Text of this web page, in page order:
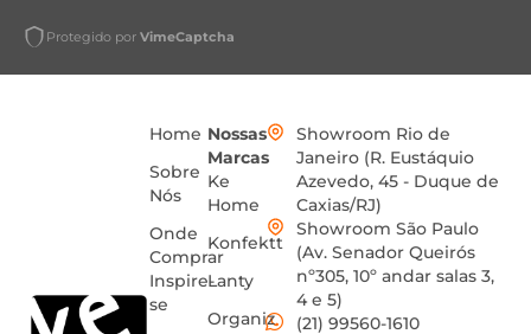
Protegido por VimeCaptcha
Home
Sobre
Nós
Onde
Comprar
Inspire-
se
Nossas
Marcas
Ke
Home
Konfektt
Lanty
Organiz
Showroom Rio de
Janeiro (R. Eustáquio
Azevedo, 45 - Duque de
Caxias/RJ)
Showroom São Paulo
(Av. Senador Queirós
nº305, 10º andar salas 3,
4 e 5)
(21) 99560-1610